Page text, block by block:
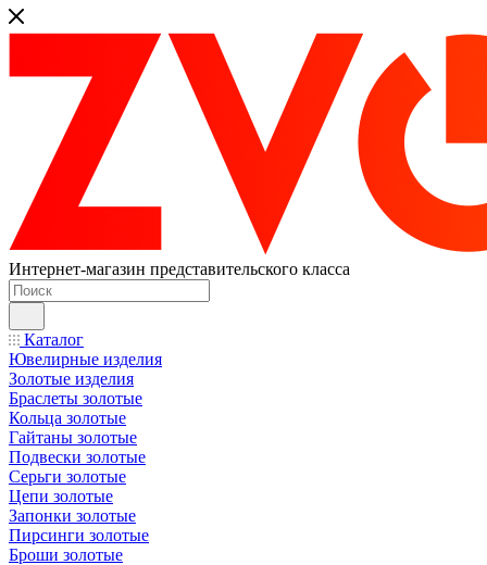
Интернет-магазин представительского класса
Каталог
Ювелирные изделия
Золотые изделия
Браслеты золотые
Кольца золотые
Гайтаны золотые
Подвески золотые
Серьги золотые
Цепи золотые
Запонки золотые
Пирсинги золотые
Броши золотые